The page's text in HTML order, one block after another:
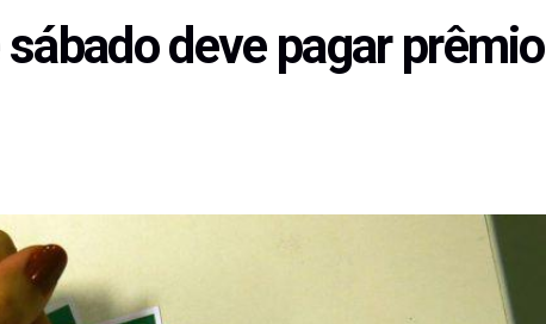
deve pagar prêmio